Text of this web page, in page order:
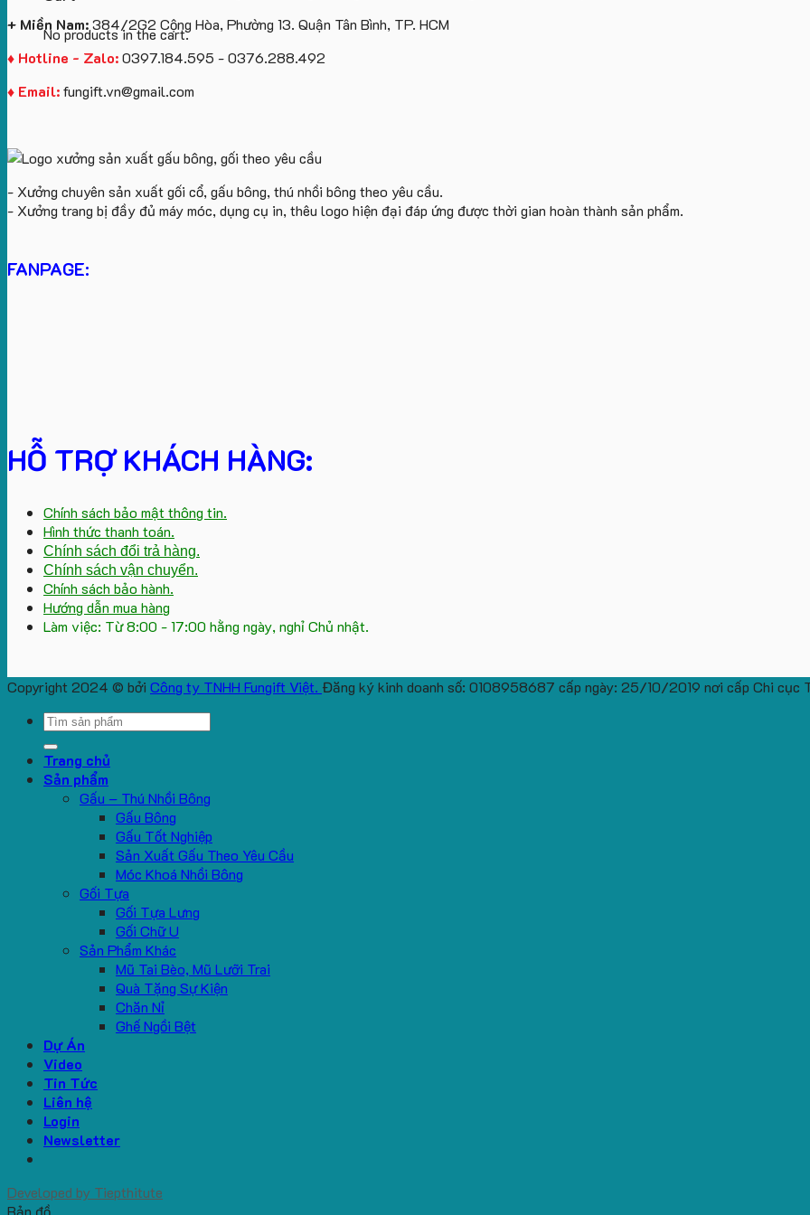
No products in the cart.
+ Miền Nam:384/2G2 Cộng Hòa, Phường 13. Quận Tân Bình, TP. HCM
♦ Hotline - Zalo:0397.184.595 - 0376.288.492
♦ Email:fungift.vn@gmail.com
- Xưởng chuyên sản xuất gối cổ, gấu bông, thú nhồi bông theo yêu cầu.
- Xưởng trang bị đầy đủ máy móc, dụng cụ in, thêu logo hiện đại đáp ứng được thời gian hoàn thành sản phẩm.
FANPAGE:
HỖ TRỢ KHÁCH HÀNG:
Chính sách bảo mật thông tin.
Hình thức thanh toán.
Chính sách đổi trả hàng.
Chính sách vận chuyển.
Chính sách bảo hành.
Hướng dẫn mua hàng
Làm việc: Từ 8:00 - 17:00 hằng ngày, nghỉ Chủ nhật.
Copyright 2024 © bởi Công ty TNHH Fungift Việt. Đăng ký kinh doanh số: 0108958687 cấp ngày: 25/10/2019 nơi cấp Chi cục
Search
Trang chủ
Sản phẩm
Gấu – Thú Nhồi Bông
Gấu Bông
Gấu Tốt Nghiệp
Sản Xuất Gấu Theo Yêu Cầu
Móc Khoá Nhồi Bông
Gối Tựa
Gối Tựa Lưng
Gối Chữ U
Sản Phẩm Khác
Mũ Tai Bèo, Mũ Lưỡi Trai
Quà Tặng Sự Kiện
Chăn Nỉ
Ghế Ngồi Bệt
Dự Án
Video
Tin Tức
Liên hệ
Login
Newsletter
Developed by Tiepthitute